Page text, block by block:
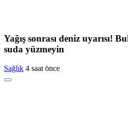
Yağış sonrası deniz uyarısı!
suda yüzmeyin
Sağlık 4 saat önce